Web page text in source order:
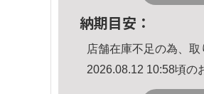
納期目安：
店舗在庫不足の為、取
2026.08.12 10:58頃の